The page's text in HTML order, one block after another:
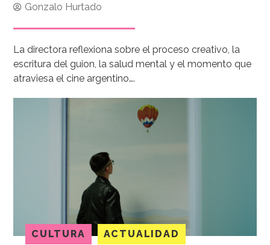
Gonzalo Hurtado
La directora reflexiona sobre el proceso creativo, la
escritura del guion, la salud mental y el momento que
atraviesa el cine argentino….
CULTURA ACTUALIDAD